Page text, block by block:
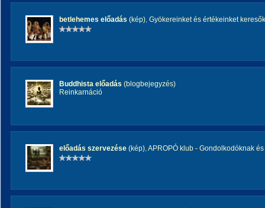
betlehemes előadás (kép), Gyökereinket és értékeinket keresők
Buddhista előadás (blogbejegyzés)
Reinkarnáció
előadás szervezése (kép),APROPÓ klub - Gondolkodóknak